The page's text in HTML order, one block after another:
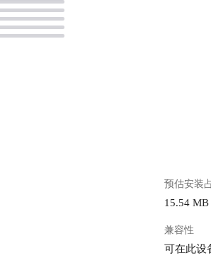
预估安装
15.54 MB
兼容性
可在此设